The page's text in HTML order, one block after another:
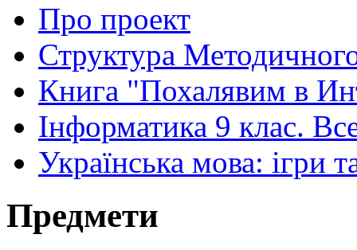
Про проект
Структура
Книга "Похалявим в
Інформатика 9 клас.
Українська мова: ігри
Предмети